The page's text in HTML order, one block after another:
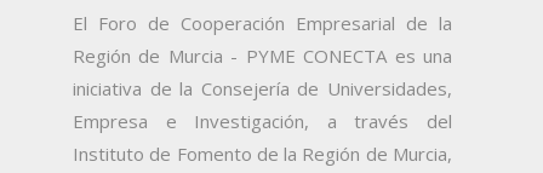
El Foro de Cooperación Empresarial de la
Región de Murcia - PYME CONECTA es una
iniciativa de la Consejería de Universidades,
Empresa e Investigación, a través del
Instituto de Fomento de la Región de Murcia,